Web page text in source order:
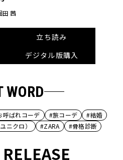
田 茜
立ち読み
デジタル版購入
WORD
呼ばれコーデ #旅コーデ
#結婚
ニクロ） #ZARA #骨格診断